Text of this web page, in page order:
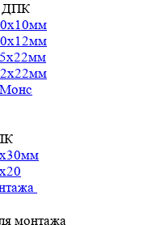
ДПК
Монс
монтажа